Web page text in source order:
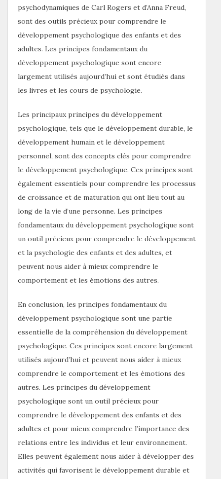
psychodynamiques de Carl Rogers et d’Anna Freud,
sont des outils précieux pour comprendre le
développement psychologique des enfants et des
adultes. Les principes fondamentaux du
développement psychologique sont encore
largement utilisés aujourd’hui et sont étudiés dans
les livres et les cours de psychologie.
Les principaux principes du développement
psychologique, tels que le développement durable, le
développement humain et le développement
personnel, sont des concepts clés pour comprendre
le développement psychologique. Ces principes sont
également essentiels pour comprendre les processus
de croissance et de maturation qui ont lieu tout au
long de la vie d’une personne. Les principes
fondamentaux du développement psychologique sont
un outil précieux pour comprendre le développement
et la psychologie des enfants et des adultes, et
peuvent nous aider à mieux comprendre le
comportement et les émotions des autres.
En conclusion, les principes fondamentaux du
développement psychologique sont une partie
essentielle de la compréhension du développement
psychologique. Ces principes sont encore largement
utilisés aujourd’hui et peuvent nous aider à mieux
comprendre le comportement et les émotions des
autres. Les principes du développement
psychologique sont un outil précieux pour
comprendre le développement des enfants et des
adultes et pour mieux comprendre l’importance des
relations entre les individus et leur environnement.
Elles peuvent également nous aider à développer des
activités qui favorisent le développement durable et